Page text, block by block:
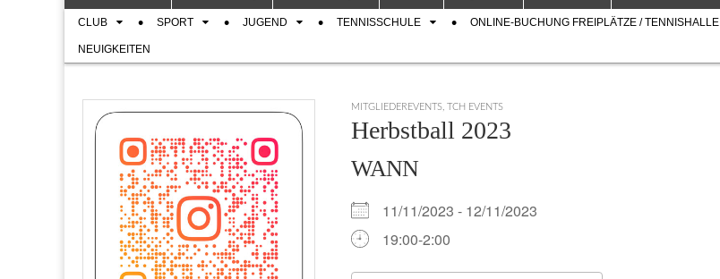
menu
content
SubCLUB SPORT JUGEND TENNISSCHULE ONLINE-BUCHUNG FREIPLÄTZE / TENNISHALLE
NEUIGKEITEN
MITGLIEDEREVENTS TCH EVENTS
Herbstball 2023
WANN
11/11/2023 - 12/11/2023
19:00-2:00